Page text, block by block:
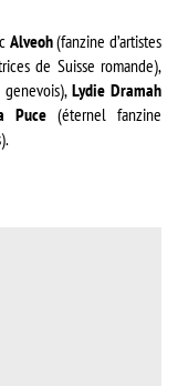
Alveoh(fanzine d’artistes
de Suisse romande),
Lydie Dramah
Puce (éternel fanzine